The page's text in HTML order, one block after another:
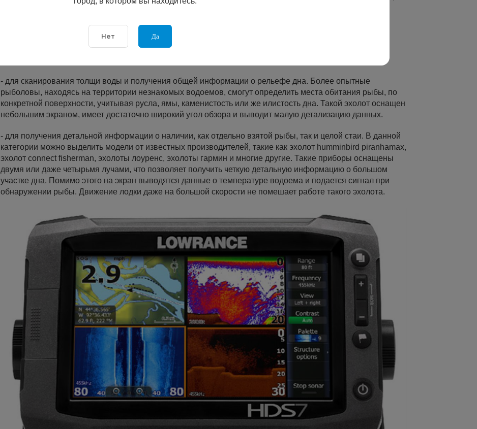
если у вас уже есть эхолот, инструкция содержит подробное описание, которую следует тщательно
Классификация эхолотов
- для сканирования толщи воды и получения общей информации о рельефе дна. Более опытные
рыболовы, находясь на территории незнакомых водоемов, смогут определить места обитания рыбы, по
конкретной поверхности, учитывая русла, ямы, каменистость или же илистость дна. Такой эхолот оснащен
небольшим экраном, имеет достаточно широкий угол обзора и выводит малую детализацию данных.
- для получения детальной информации о наличии, как отдельно взятой рыбы, так и целой стаи. В данной
категории можно выделить модели от известных производителей, такие как эхолот humminbird piranhamax,
эхолот connect fisherman, эхолоты лоуренс, эхолоты гармин и многие другие. Такие приборы оснащены
двумя или даже четырьмя лучами, что позволяет получить четкую детальную информацию о большом
участке дна. Помимо этого на экран выводятся данные о температуре водоема и подается сигнал при
обнаружении рыбы. Движение лодки даже на большой скорости не помешает работе такого эхолота.
Нет Да